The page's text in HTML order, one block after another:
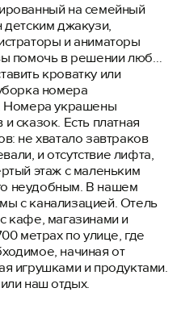
на семейный
джакузи,
и аниматоры
помочь в решении любых
кроватку или
номера
Номера украшены
сказок. Есть платная
не хватало завтраков
и отсутствие лифта,
этаж с маленьким
неудобным. В нашем
с канализацией. Отель
кафе, магазинами и
метрах по улице, где
начиная от
игрушками и продуктами.
наш отдых.